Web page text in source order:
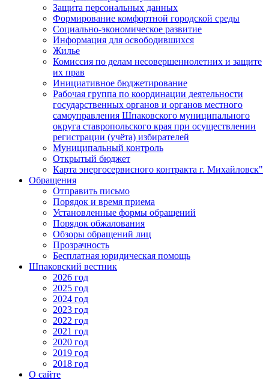
Защита персональных данных
Формирование комфортной городской среды
Социально-экономическое развитие
Информация для освободившихся
Жилье
Комиссия по делам несовершеннолетних и защите
их прав
Инициативное бюджетирование
Рабочая группа по координации деятельности
государственных органов и органов местного
самоуправления Шпаковского муниципального
округа ставропольского края при осуществлении
регистрации (учёта) избирателей
Муниципальный контроль
Открытый бюджет
Карта энергосервисного контракта г. Михайловск"
Обращения
Отправить письмо
Порядок и время приема
Установленные формы обращений
Порядок обжалования
Обзоры обращений лиц
Прозрачность
Бесплатная юридическая помощь
Шпаковский вестник
2026 год
2025 год
2024 год
2023 год
2022 год
2021 год
2020 год
2019 год
2018 год
О сайте